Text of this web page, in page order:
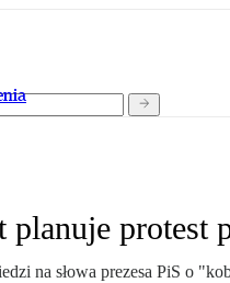
protest
na słowa prezesa PiS o